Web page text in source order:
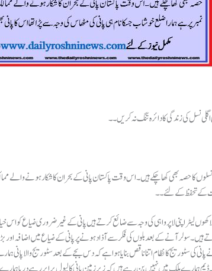
اگلی نسل کی زندگی کا دائرہ تنگ نہ کریں۔۔
کا حصہ بھی کھا چکے ہیں۔اس وقت پاکستان پانی کے بحران کا شکار ہونے والے
کے تحفظ کے لئے۔۔
لاکھوں لیٹر اپنی لاپرواہی کی وجہ سے ضائع کرتے ہیں پانی کے غیر ضروری ضیاع کو
آنے کے بعد بلوں کی فکر سے آذاد ہونے پر پانی کے ضیاع میں اضافہ اور
سٹوریج کا نظام اتنا ناقص بنایا ہوا ہے کہ دس بجے کے بعد سٹوریج والا پانی